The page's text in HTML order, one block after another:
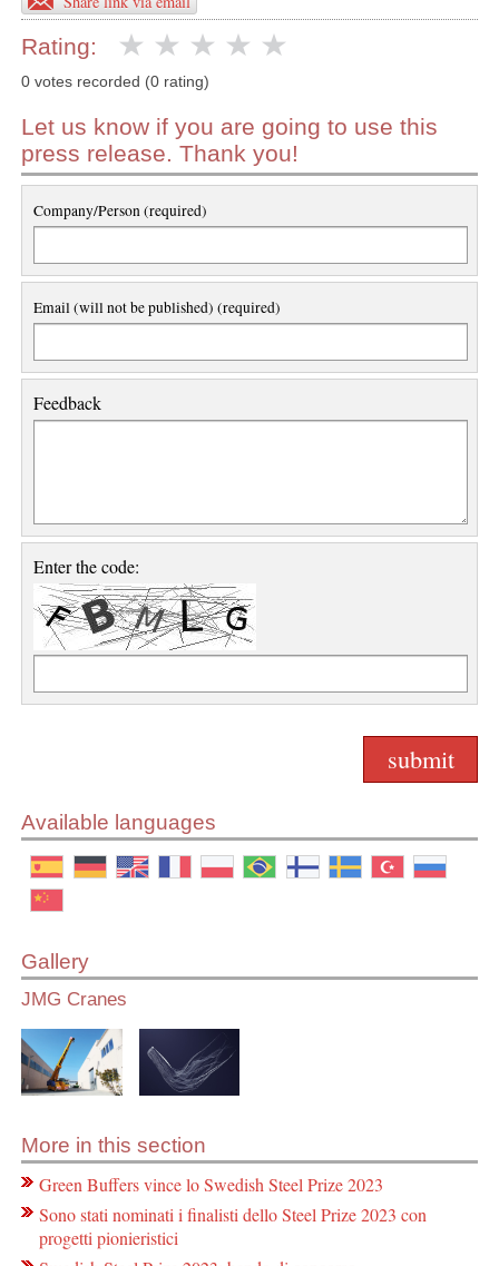
Rating:
0 votes recorded (0 rating)
Let us know if you are going to use this
press release. Thank you!
Company/Person (required)
Email (will not be published) (required)
Feedback
Enter the code:
Available languages
Gallery
JMG Cranes
More in this section
Green Buffers vince lo Swedish Steel Prize 2023
Sono stati nominati i finalisti dello Steel Prize 2023 con
progetti pionieristici